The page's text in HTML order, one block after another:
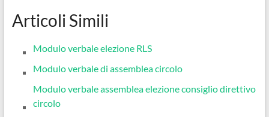
Articoli Simili
Modulo verbale elezione RLS
Modulo verbale di assemblea circolo​
Modulo verbale assemblea elezione consiglio direttivo
circolo